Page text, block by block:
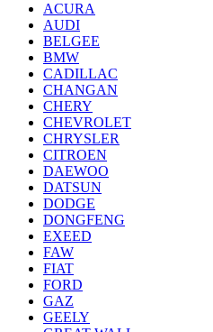
ACURA
AUDI
BELGEE
BMW
CADILLAC
CHANGAN
CHERY
CHEVROLET
CHRYSLER
CITROEN
DAEWOO
DATSUN
DODGE
DONGFENG
EXEED
FAW
FIAT
FORD
GAZ
GEELY